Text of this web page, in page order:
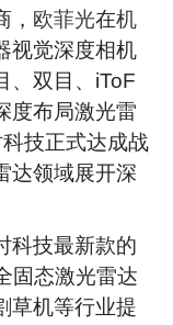
欧菲光在机
视觉深度相机
、双目、iToF
度布局激光雷
技正式达成战
达领域展开深
科技最新款的
固态激光雷达
草机等行业提